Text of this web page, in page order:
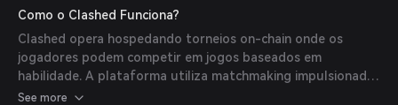
objetivo fornecer um ambiente justo e envolvente para os
transparência e verdadeira propriedade dos ativos.
Como o Clashed Funciona?
Clashed opera hospedando torneios on-chain onde os
jogadores podem competir em jogos baseados em
habilidade. A plataforma utiliza matchmaking impulsionado
por IA para parear jogadores de níveis de habilidade
See more